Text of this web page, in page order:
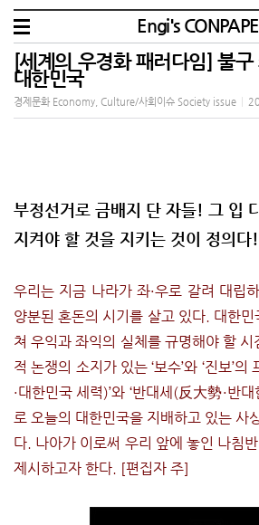
Engi's
[세계의 우경화 패러다임] 불
대한민국
경제문화 Economy, Culture/사회이슈 Society issue
부정선거로 금배지 단 자들! 그 입
지켜야 할 것을 지키는 것이 정의다!
우리는 지금 나라가 좌·우로 갈려 대립
양분된 혼돈의 시기를 살고 있다. 대한
쳐 우익과 좌익의 실체를 규명해야 할
적 논쟁의 소지가 있는 ‘보수’와 ‘진보’
·대한민국 세력)’와 ‘반대세(反大勢·반
로 오늘의 대한민국을 지배하고 있는 사
다. 나아가 이로써 우리 앞에 놓인 나침
제시하고자 한다. [편집자 주]